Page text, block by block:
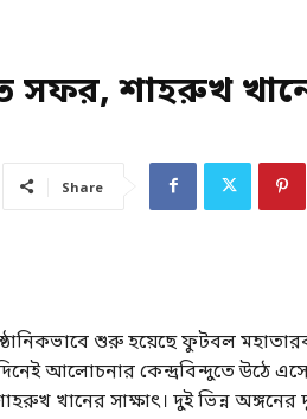
শাহরুখ
Share
শুরু হয়েছে ফুটবল
আলোচনার কেন্দ্রবিন্দুতে উঠে
খানের সাক্ষাৎ। দুই ভিন্ন অঙ্গনের